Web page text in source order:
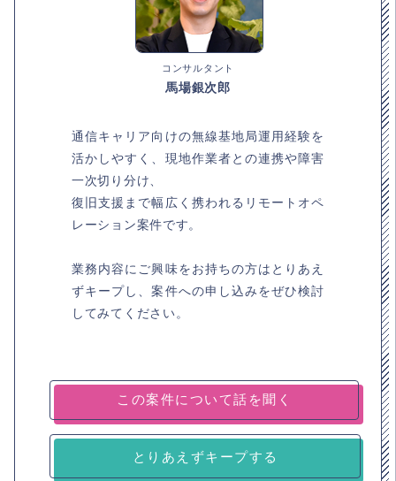
コンサルタント
馬場銀次郎
通信キャリア向けの無線基地局運用経験を
活かしやすく、現地作業者との連携や障害
一次切り分け、
復旧支援まで幅広く携われるリモートオペ
レーション案件です。
業務内容にご興味をお持ちの方はとりあえ
ずキープし、案件への申し込みをぜひ検討
してみてください。
とりあえずキープする